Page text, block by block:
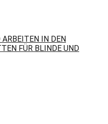
IN DEN
FÜR BLINDE UND